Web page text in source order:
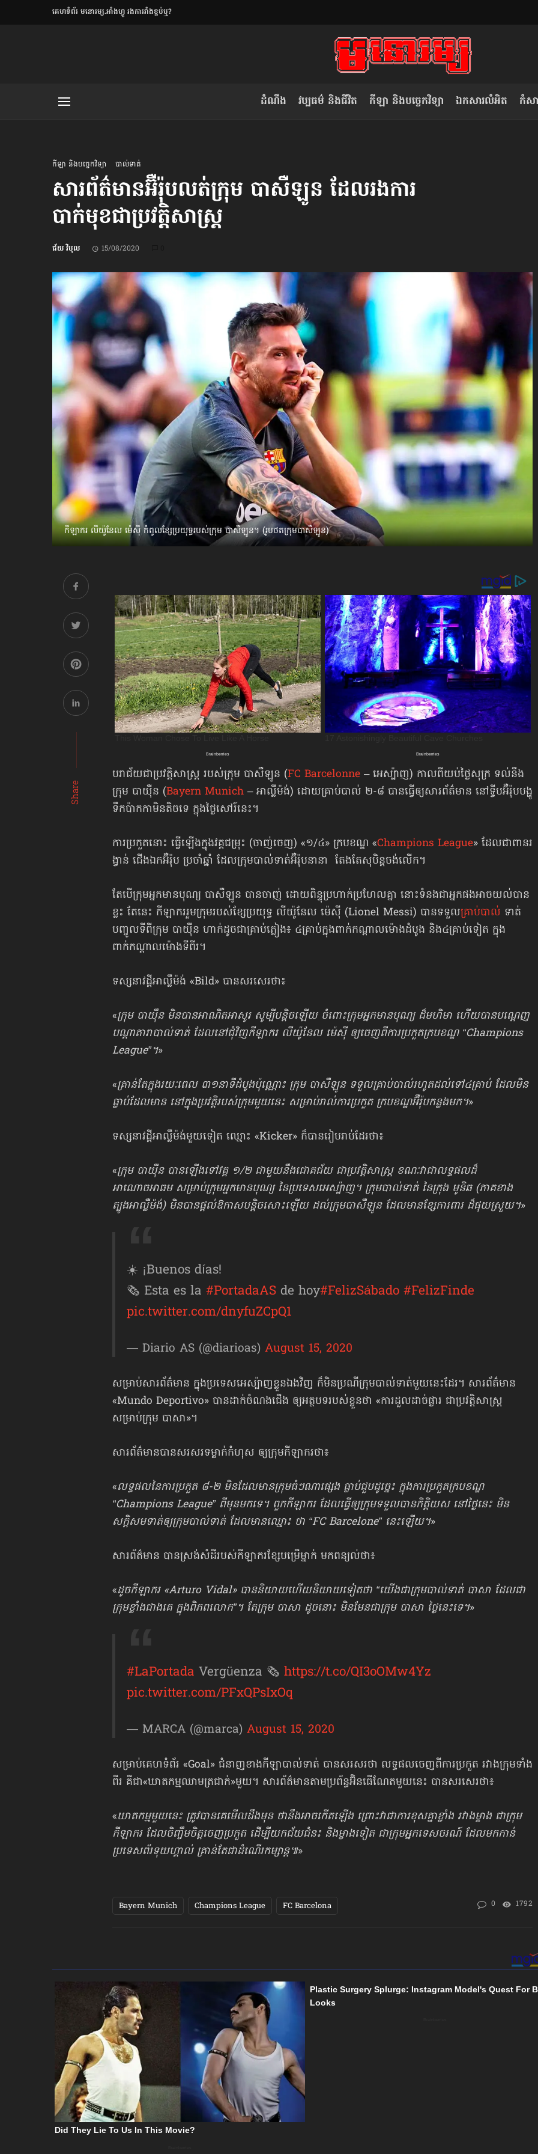
​គេហទំព័រ មនោរម្យ.អាំងហ្វូ រងការរាំងខ្ទប់ឬ?
ដំណឹង វប្បធម៌ និងជីវិត កីឡា និងបច្ចេកវិទ្យា ឯកសារលំអិត កំសា
កីឡា និងបច្ចេកវិទ្យា បាល់ទាត់
សារព័ត៌មានអ៊ឺរ៉ុប​លត់ក្រុម បាសឺឡូន ដែលរង​ការ
បាក់មុខ​ជាប្រវត្តិសាស្ត្រ
ជ័យ វិបុល 15/08/2020
កីឡាករ លីយ៉ូនែល ម៉េស៊ី កំពូលខ្សែប្រយុទ្ធរបស់ក្រុម បាសឺឡូន។ (រូបថតក្រុមបាសឺឡូន)
Share
បរាជ័យជាប្រវត្តិសាស្ត្រ របស់ក្រុម បាសឺឡូន (FC Barcelonne – អេស្ប៉ាញ) កាលពីយប់​ថ្ងៃសុក្រ ទល់នឹង
ក្រុម បាយ៉ឺន (Bayern Munich – អាល្លឺម៉ង់) ដោយគ្រាប់បាល់ ២-៨ បាន​ធ្វើឲ្យសារព័ត៌មាន នៅទ្វីបអ៊ឺរ៉ុបបង្ហូ
ទឹកប៉ាកកាមិនតិចទេ ក្នុងថ្ងៃសៅរ៍នេះ។
ការប្រកួតនោះ ធ្វើឡើងក្នុងវគ្គជម្រុះ (ចាញ់ចេញ) «១/៤» ក្របខណ្ឌ «Champions League» ដែលជាពានរ
ង្វាន់ ជើងឯកអ៊ឺរ៉ុប ប្រចាំឆ្នាំ ដែលក្រុមបាល់ទាត់អ៊ឺរ៉ុបនានា តែងតែសុបិន្តចង់លើក។
​តែបើក្រុមអ្នកមានបុណ្យ បាសឺឡូន បានចាញ់ ដោយពិន្ទុប្រហាក់ប្រហែលគ្នា នោះទំនង​ជា​អ្នកផងអាចយល់បាន
ខ្លះ តែនេះ កីឡាកររួមក្រុមរបស់ខ្សែប្រយុទ្ធ លីយ៉ូនែល ម៉េស៊ី (Lionel Messi) បានទទួលគ្រាប់បាល់ ទាត់
បញ្ចូលទីពីក្រុម បាយ៉ឺន ហាក់ដូចជា​គ្រាប់​ភ្លៀង៖ ៤គ្រាប់​ក្នុង​ពាក់កណ្ដាលម៉ោងដំបូង និង៤គ្រាប់ទៀត ក្នុង
ពាក់កណ្ដាល​ម៉ោង​ទីពីរ។
ទស្សនាវដ្ដីអាល្លឺម៉ង់ «Bild» បានសរសេរថា៖
«ក្រុម បាយ៉ឹន មិនបានអាណិតអាសូរ សូម្បីបន្តិចឡើយ ចំពោះក្រុមអ្នកមានបុណ្យ ដ៏មហិមា ហើយបានបណ្ដេញ​
បណ្ដាតារាបាល់ទាត់ ដែលនៅជុំវិញកីឡាករ លីយ៉ូនែល ម៉េស៊ី ឲ្យចេញពីការប្រកួតក្របខណ្ឌ “Champions
League”។»
«គ្រាន់តែក្នុងរយៈពេល ៣១នាទីដំបូងប៉ុណ្ណោះ ក្រុម បាសឺឡូន ទទួលគ្រាប់បាល់​រហូតដល់​ទៅ៤គ្រាប់ ដែលមិន
ធ្លាប់ដែលមាន នៅក្នុងប្រវត្តិរបស់ក្រុមមួយនេះ សម្រាប់រាល់​ការប្រកួត ក្របខណ្ឌអ៊ឺរ៉ុបកន្លងមក។»
ទស្សនាវដ្ដីអាល្លឺម៉ង់មួយទៀត ឈ្មោះ «Kicker» ក៏បានរៀបរាប់ដែរថា៖
«ក្រុម បាយ៉ឺន បានឡើងទៅវគ្គ ១/២ ជាមួយនឹងជោគជ័យ ជាប្រវត្តិសាស្ត្រ ខណៈវាជា​លទ្ធផល​ដ៏
អាណោចអាធម សម្រាប់ក្រុមអ្នកមានបុណ្យ នៃប្រទេសអេស្ប៉ាញ។ ក្រុម​បាល់ទាត់ នៃក្រុង មូនិឆ (ភាគខាង
ត្បូងអាល្លឺម៉ង់) មិនបានផ្ដល់​ឱកាសបន្តិច​សោះឡើយ ដល់ក្រុមបាសឺឡូន ដែលមានខ្សែការពារ ដ៏ផុយស្រួយ។»
☀️ ¡Buenos días!
🗞️ Esta es la#PortadaAS de hoy#FelizSábado #FelizFinde
pic.twitter.com/dnyfuZCpQ1
— Diario AS (@diarioas)August 15, 2020
សម្រាប់សារព័ត៌មាន ក្នុងប្រទេសអេស្ប៉ាញខ្លួនឯងវិញ ក៏មិនប្រណីក្រុមបាល់ទាត់​មួយនេះ​ដែរ។ សារព័ត៌មាន
«Mundo Deportivo» បានដាក់ចំណងជើង ឲ្យអត្ថបទរបស់ខ្លួនថា «ការដួលដាច់ផ្ងារ ជាប្រវត្តិសាស្ត្រ
សម្រាប់ក្រុម បាសា»។
សារព័ត៌មានបានសរសរទម្លាក់កំហុស ឲ្យក្រុមកីឡាករ​ថា៖
«លទ្ធផលនៃការប្រកួត ៨-២ មិនដែលមានក្រុមធំៗ​ណាផ្សេង ធ្លាប់ជួបដូច្នេះ ក្នុងការប្រកួត​ក្របខណ្ឌ
“Champions League” ពីមុនមកទេ។ ពួកកីឡាករ ដែលធ្វើឲ្យក្រុម​​ទទួលបាន​កិត្តិយស នៅថ្ងៃនេះ មិន
សក្ដិសមទាត់ឲ្យក្រុមបាល់ទាត់ ដែលមានឈ្មោះ ថា “FC Barcelone” នេះឡើយ។»
សារព័ត៌មាន បានស្រង់សំដី​របស់កីឡាករ​ខ្សែបម្រើម្នាក់ មកពន្យល់ថា៖
«ដូចកីឡាករ «Arturo Vidal» បាននិយាយហើយនិយាយទៀតថា “យើងជាក្រុម​បាល់ទាត់ បាសា ដែលជា
ក្រុមខ្លាំងជាងគេ ក្នុងពិភពលោក”។ តែក្រុម បាសា ដូចនោះ មិនមែន​ជាក្រុម បាសា ថ្ងៃនេះទេ។»
#LaPortada Vergüenza 🗞https://t.co/QI3oOMw4Yz
pic.twitter.com/PFxQPsIxOq
— MARCA (@marca)August 15, 2020
សម្រាប់គេហទំព័រ «Goal» ជំនាញខាងកីឡាបាល់ទាត់ បានសរសរថា លទ្ធផលចេញ​ពី​ការប្រកួត រវាងក្រុមទាំង
ពីរ គឺជា«ឃាតកម្មឈាមត្រជាក់»មួយ។ សារព័ត៌មាន​តាម​ប្រព័ន្ធ​អ៊ិនធើណែតមួយនេះ បានសរសេរថា៖
«ឃាតកម្មមួយនេះ ត្រូវបានគេមើលដឹងមុន ថានឹងអាចកើតឡើង ព្រោះវាជា​ការខុស​គ្នាខ្លាំង រវាងម្ខាង ជាក្រុម
កីឡាករ ដែលចិញ្ចឹមចិត្តចេញប្រកួត ដើម្បីយកជ័យជំនះ និង​ម្ខាងទៀត ជាក្រុមអ្នកទេសចរណ៍ ដែលមកកាន់
ប្រទេសព័រទុយហ្គាល់ គ្រាន់តែជាដំណើរ​កម្សាន្ដ៕»
Bayern Munich Champions League FC Barcelona 0 1792
ត៖ «កាមតណ្ហា​ លិខិតប្រិយមិត្ត៖ «អំពីទោសៈ»
វៀតណាម ក្នុង​ការប្តូរ​មេដឹកនាំ របស់​
ខ្លួន
ខឹម វាសនា ថា«ស្រី
ប្រពៃណី​«ដេញប្រុស»
អឹមបាពេ ប្រកាសជាផ្លូវការ
ចាកចេញពីក្រុម ប៉ារីស
ថើបមាត់ ៖ ក្រុមកីឡាការិនី​
ផ្អាកលេង​​បើប្រធានសហព័ន្ធ​
មិនលាឈប់